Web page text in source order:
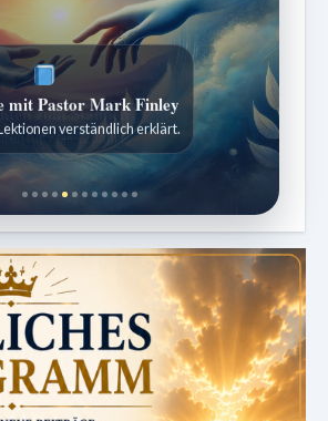
mit Pastor Mark Finley
verständlich erklärt.